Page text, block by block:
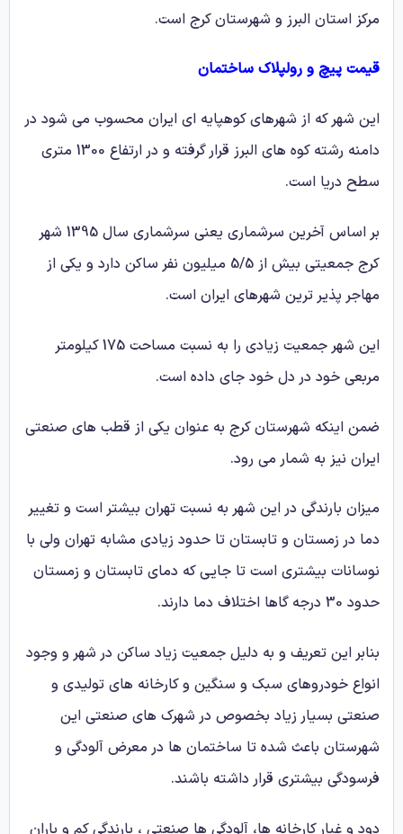
مرکز استان البرز و شهرستان کرج است.
قیمت پیچ و رولپلاک ساختمان
این شهر که از شهرهای کوهپایه ای ایران محسوب می شود در
دامنه رشته کوه های البرز قرار گرفته و در ارتفاع 1300 متری
سطح دریا است.
بر اساس آخرین سرشماری یعنی سرشماری سال 1395 شهر
کرج جمعیتی بیش از 5/5 میلیون نفر ساکن دارد و یکی از
مهاجر پذیر ترین شهرهای ایران است.
این شهر جمعیت زیادی را به نسبت مساحت 175 کیلومتر
مربعی خود در دل خود جای داده است.
ضمن اینکه شهرستان کرج به عنوان یکی از قطب های صنعتی
ایران نیز به شمار می رود.
میزان بارندگی در این شهر به نسبت تهران بیشتر است و تغییر
دما در زمستان و تابستان تا حدود زیادی مشابه تهران ولی با
نوسانات بیشتری است تا جایی که دمای تابستان و زمستان
حدود 30 درجه گاها اختلاف دما دارند.
بنابر این تعریف و به دلیل جمعیت زیاد ساکن در شهر و وجود
انواع خودروهای سبک و سنگین و کارخانه های تولیدی و
صنعتی بسیار زیاد بخصوص در شهرک های صنعتی این
شهرستان باعث شده تا ساختمان ها در معرض آلودگی و
فرسودگی بیشتری قرار داشته باشند.
دود و غبار کارخانه ها، آلودگی ها صنعتی ، بارندگی کم و باران